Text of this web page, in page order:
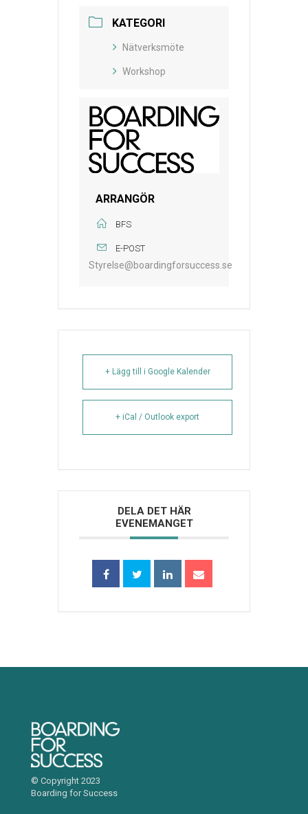
KATEGORI
Nätverksmöte
Workshop
ARRANGÖR
BFS
E-POST
Styrelse@boardingforsuccess.se
+ Lägg till i Google Kalender
+ iCal / Outlook export
DELA DET HÄR
EVENEMANGET
© Copyright 2023
Boarding for Success